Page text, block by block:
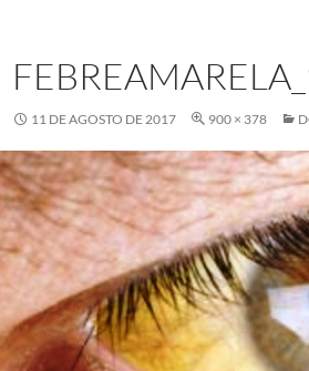
11 DE AGOSTO DE 2017 900 × 378